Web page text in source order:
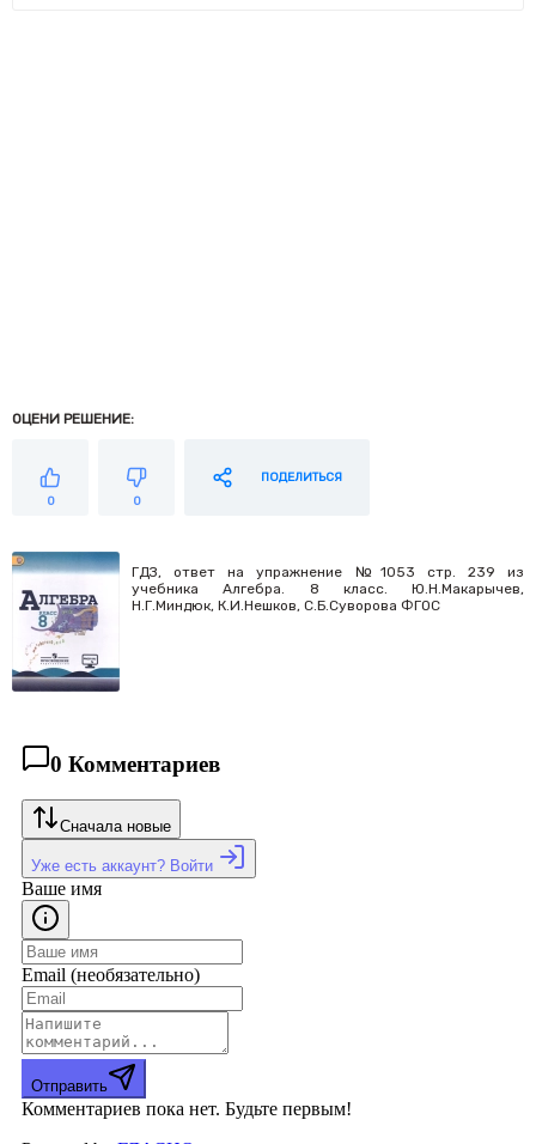
ОЦЕНИ РЕШЕНИЕ:
0 0
ПОДЕЛИТЬСЯ
ГДЗ, ответ на упражнение №1053 стр. 239 из
учебника Алгебра. 8 класс. Ю.Н.Макарычев,
Н.Г.Миндюк, К.И.Нешков, С.Б.Суворова ФГОС